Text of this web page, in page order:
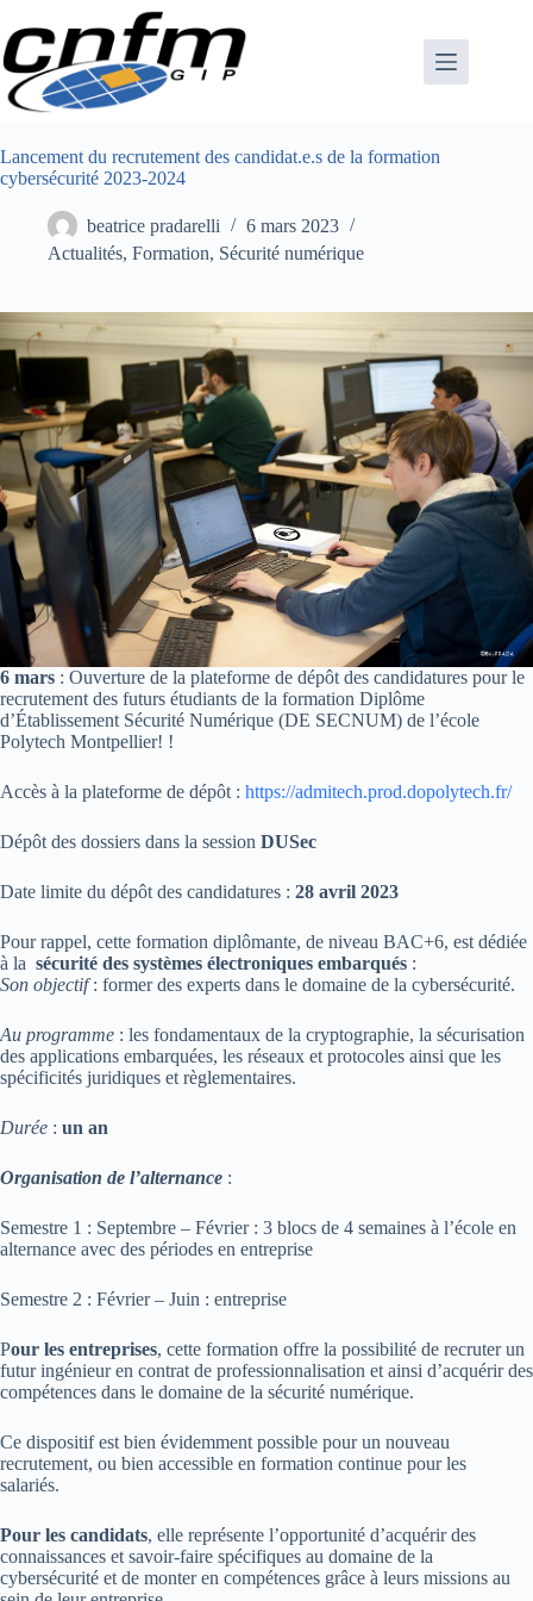
au
contenu
Lancement du recrutement des candidat.e.s de la formation
cybersécurité 2023-2024
beatrice pradarelli
6 mars 2023
Actualités, Formation, Sécurité numérique
6 mars : Ouverture de la plateforme de dépôt des candidatures pour le
recrutement des futurs étudiants de la formation Diplôme
d’Établissement Sécurité Numérique (DE SECNUM) de l’école
Polytech Montpellier! !
Accès à la plateforme de dépôt : https://admitech.prod.dopolytech.fr/
Dépôt des dossiers dans la session DUSec
Date limite du dépôt des candidatures : 28 avril 2023
Pour rappel, cette formation diplômante, de niveau BAC+6, est dédiée
à la sécurité des systèmes électroniques embarqués :
Son objectif: former des experts dans le domaine de la cybersécurité.
Au programme : les fondamentaux de la cryptographie, la sécurisation
des applications embarquées, les réseaux et protocoles ainsi que les
spécificités juridiques et règlementaires.
Durée : un an
Organisation de l’alternance :
Semestre 1 : Septembre – Février : 3 blocs de 4 semaines à l’école en
alternance avec des périodes en entreprise
Semestre 2 : Février – Juin : entreprise
Pour les entreprises, cette formation offre la possibilité de recruter un
futur ingénieur en contrat de professionnalisation et ainsi d’acquérir des
compétences dans le domaine de la sécurité numérique.
Ce dispositif est bien évidemment possible pour un nouveau
recrutement, ou bien accessible en formation continue pour les
salariés.
Pour les candidats, elle représente l’opportunité d’acquérir des
connaissances et savoir-faire spécifiques au domaine de la
cybersécurité et de monter en compétences grâce à leurs missions au